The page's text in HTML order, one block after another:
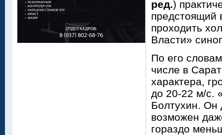
ред.)
предстоящий
проходить
Власти»
По его
числе в
характера,
до 20-22 м/с.
Болтухин. Он
возможен
гораздо